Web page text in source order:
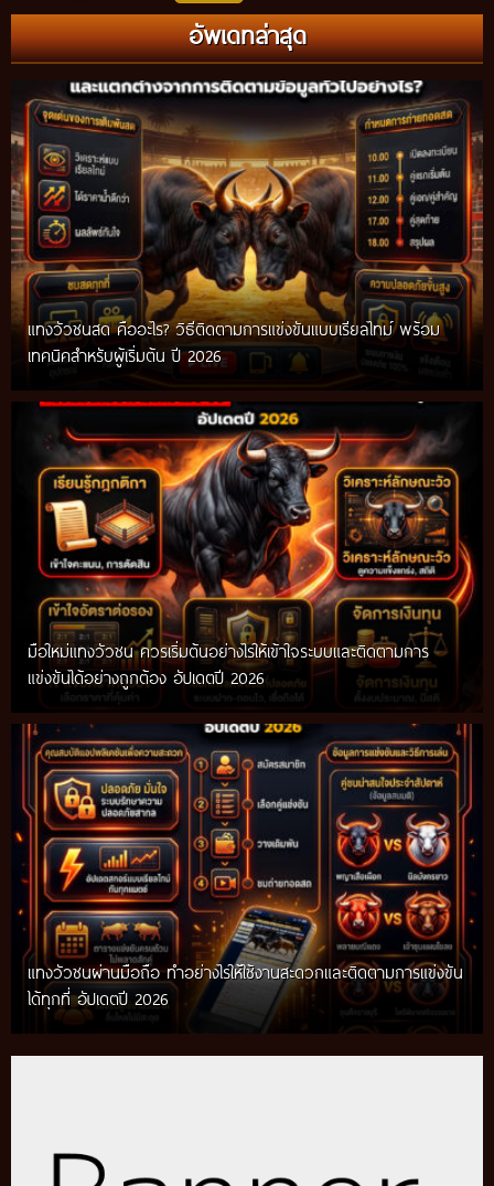
อัพเดทล่าสุด
แทงวัวชนสด คืออะไร? วิธีติดตามการแข่งขันแบบเรียลไทม์ พร้อม
เทคนิคสำหรับผู้เริ่มต้น ปี 2026
มือใหม่แทงวัวชน ควรเริ่มต้นอย่างไรให้เข้าใจระบบและติดตามการ
แข่งขันได้อย่างถูกต้อง อัปเดตปี 2026
แทงวัวชนผ่านมือถือ ทำอย่างไรให้ใช้งานสะดวกและติดตามการแข่งขัน
ได้ทุกที่ อัปเดตปี 2026